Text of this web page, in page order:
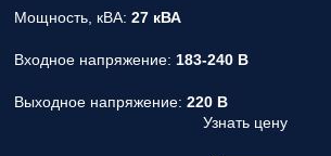
Мощность, кВА: 27 кВА
Входное напряжение: 183-240 В
Выходное напряжение: 220 В
Узнать цену